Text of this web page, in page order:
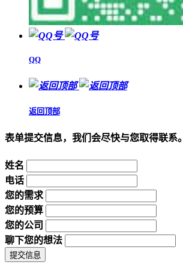
QQ
返回顶部
表单提交信息，我们会尽快与您取得联系。
姓名
电话
您的需求
您的预算
您的公司
聊下您的想法